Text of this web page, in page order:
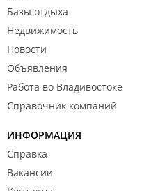
Базы отдыха
Недвижимость
Новости
Объявления
Работа во Владивостоке
Справочник компаний
ИНФОРМАЦИЯ
Справка
Вакансии